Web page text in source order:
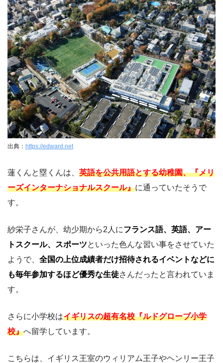
出典： https://edward.net
蓮くんと塁くんは、 英語を公共用語とする幼稚園、『メリ
ーズインターナショナルスクール』に通っていたそうで
す。
紗栄子さんが、幼少期から2人にフランス語、英語、アー
トスクール、スポーツといった色んな習い事をさせていた
ようで、 全国の上位成績者だけ招待されるイベントなどに
も毎年参加するほど優秀な生徒さんだったと言われていま
す。
さらに小学校はイギリスの超有名校『ルドグローブ小学
校』へ留学しています。
こちらは、イギリス王室のウィリアム王子やヘンリー王子